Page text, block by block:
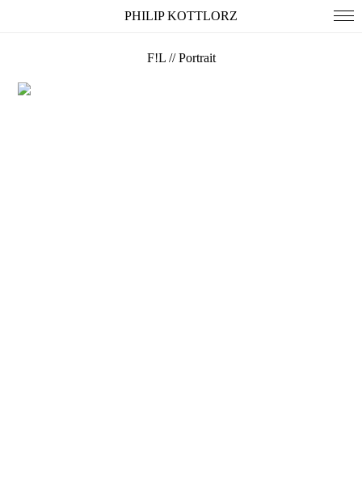
PHILIP KOTTLORZ
F!L // Portrait